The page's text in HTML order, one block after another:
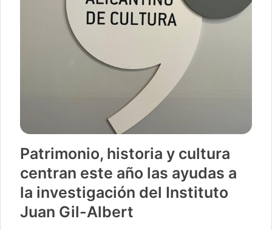
Patrimonio, historia y cultura
centran este año las ayudas a
la investigación del Instituto
Juan Gil-Albert